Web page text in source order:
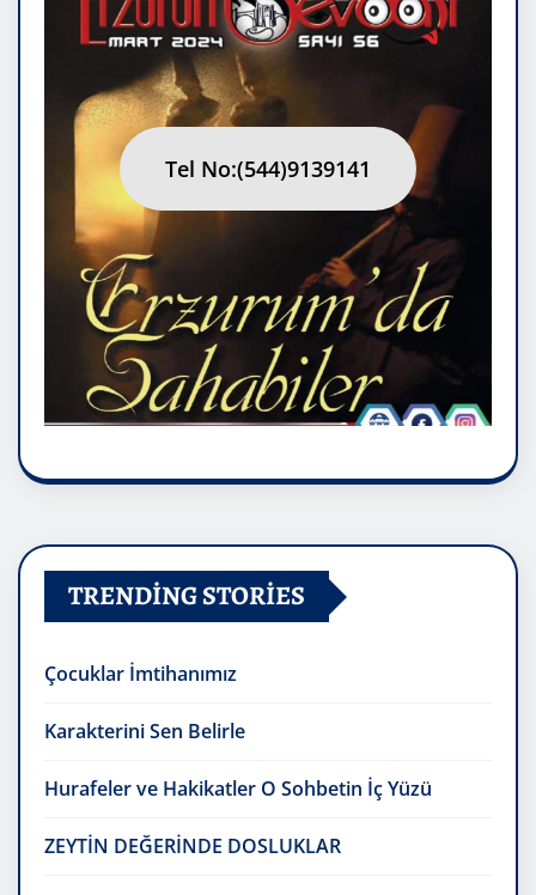
Tel No:(544)9139141
TRENDING STORIES
Çocuklar İmtihanımız
Karakterini Sen Belirle
Hurafeler ve Hakikatler O Sohbetin İç Yüzü
ZEYTİN DEĞERİNDE DOSLUKLAR